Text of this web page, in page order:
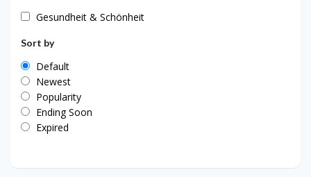
Gesundheit & Schönheit
Sort by
Default
Newest
Popularity
Ending Soon
Expired